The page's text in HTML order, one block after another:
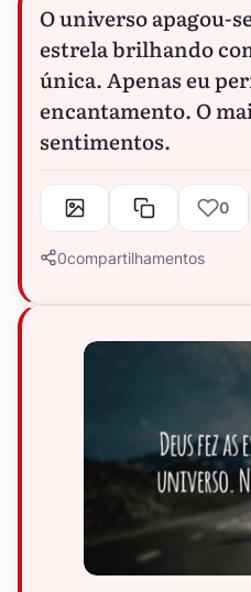
O universo apagou-
estrela brilhando
única. Apenas eu
encantamento. O
sentimentos.
0
0compartilhamentos